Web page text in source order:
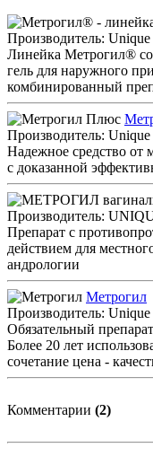
Производитель:
Линейка Метрогил®
гель для наружного
комбинированный
Производитель: Unique
Надежное средство от
с доказанной
Производитель:
Препарат с
действием для
андрологии
Метрогил
Производитель: Unique
Обязательный
Более 20 лет
сочетание цена -
Комментарии (2)